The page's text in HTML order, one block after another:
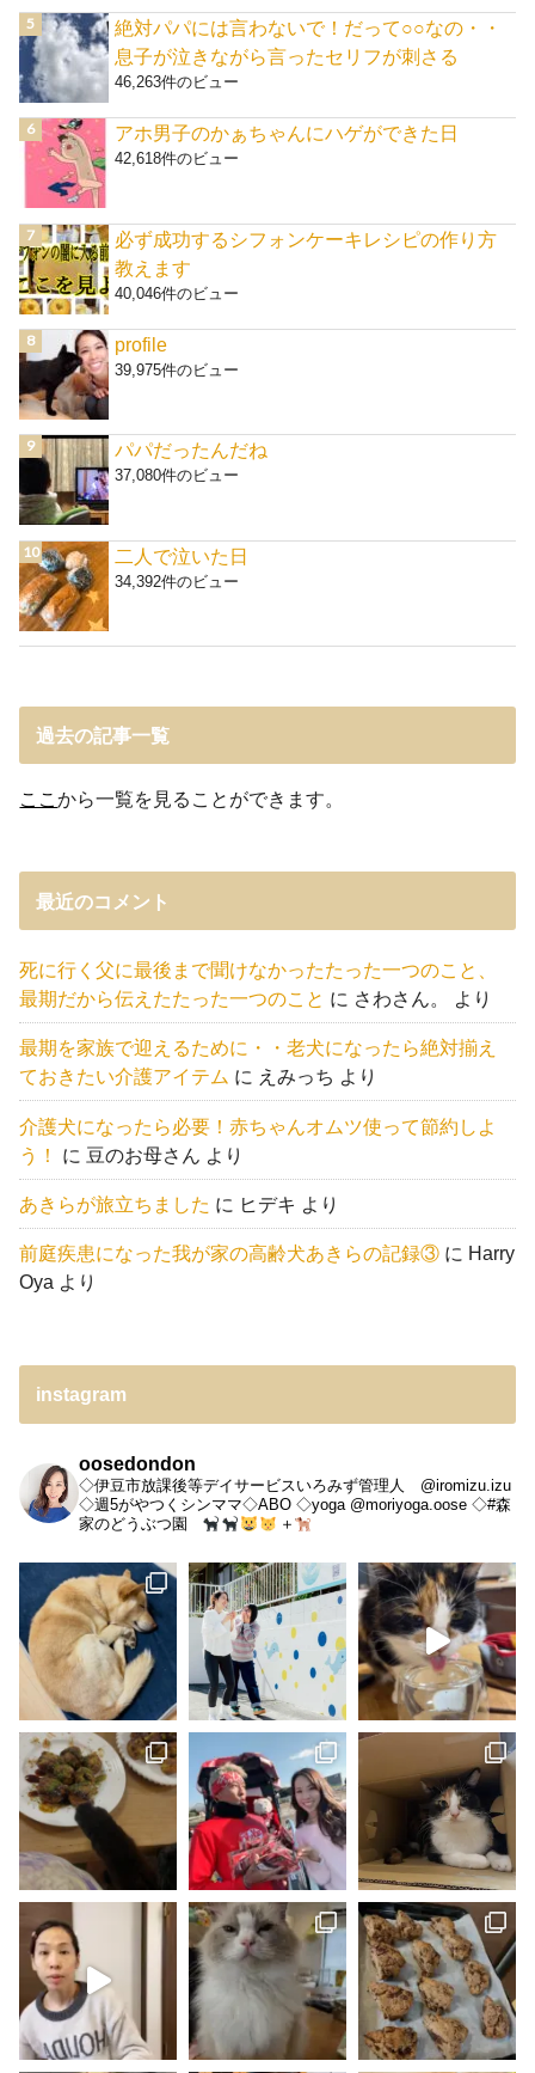
絶対パパには言わないで！だって○○なの・・
息子が泣きながら言ったセリフが刺さる
46,263件のビュー
アホ男子のかぁちゃんにハゲができた日
42,618件のビュー
必ず成功するシフォンケーキレシピの作り方
教えます
40,046件のビュー
profile
39,975件のビュー
パパだったんだね
37,080件のビュー
二人で泣いた日
34,392件のビュー
過去の記事一覧
ここから一覧を見ることができます。
最近のコメント
死に行く父に最後まで聞けなかったたった一つのこと、
最期だから伝えたたった一つのこと に さわさん。 より
最期を家族で迎えるために・・老犬になったら絶対揃え
ておきたい介護アイテム に えみっち より
介護犬になったら必要！赤ちゃんオムツ使って節約しよ
う！
に 豆のお母さん より
あきらが旅立ちました に ヒデキ より
前庭疾患になった我が家の高齢犬あきらの記録③ に Harry
Oya より
instagram
oosedondon
◇伊豆市放課後等デイサービスいろみず管理人 @iromizu.izu
◇週5がやつくシンママ◇ABO ◇yoga @moriyoga.oose ◇#森
家のどうぶつ園
＋